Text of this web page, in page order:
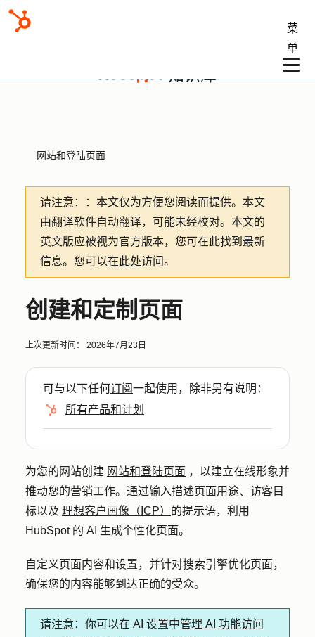
菜
单
知识库
网站和登陆页面
请注意： ：本文仅为方便您阅读而提供。 本文
由翻译软件自动翻译，可能未经校对。本文的
英文版应被视为官方版本，您可在此找到最新
信息。您可以在此处访问。
创建和定制页面
上次更新时间： 2026年7月23日
可与以下任何订阅一起使用，除非另有说明：
所有产品和计划
为您的网站创建 网站和登陆页面 ，以建立在线形象并
推动您的营销工作。通过输入描述页面用途、访客目
标以及 理想客户画像（ICP） 的提示语，利用
HubSpot 的 AI 生成个性化页面。
自定义页面内容和设置，并针对搜索引擎优化页面，
确保您的内容能够到达正确的受众。
请注意 ：你可以在 AI 设置中管理 AI 功能访问